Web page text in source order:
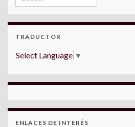
TRADUCTOR
Select Language ▼
ENLACES DE INTERÉS